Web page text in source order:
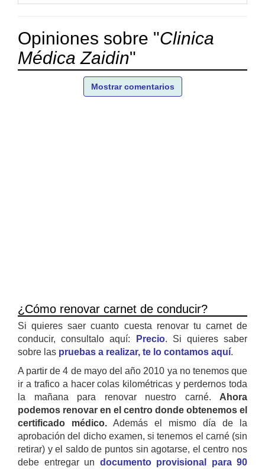
Opiniones sobre "Clinica
Médica Zaidin"
Mostrar comentarios
¿Cómo renovar carnet de conducir?
Si quieres saer cuanto cuesta renovar tu carnet de
conducir, consultalo aquí:
Precio. Si quieres saber
sobre las pruebas a realizar, te lo contamos aquí.
A partir de 4 de mayo del año 2010 ya no tenemos que
ir a trafico a hacer colas kilométricas y perdernos toda
la mañana para renovar nuestro carné. Ahora
podemos renovar en el centro donde obtenemos el
certificado médico. Además el mismo día de la
aprobación del dicho examen, si tenemos el carné (sin
retirar) y el saldo de puntos sin agotarse, el centro nos
debe entregar un documento provisional para 90